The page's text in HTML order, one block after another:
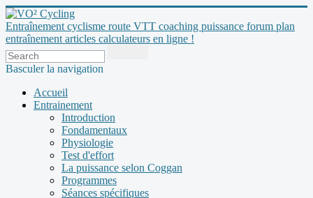
Entraînement cyclisme route VTT coaching puissance forum plan
entraînement articles calculateurs en ligne !
Basculer la navigation
Accueil
Entrainement
Introduction
Fondamentaux
Physiologie
Test d'effort
La puissance selon Coggan
Programmes
Séances spécifiques